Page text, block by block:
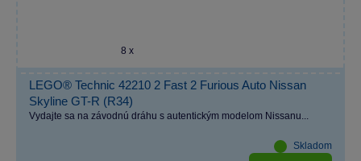
8 x
LEGO® Technic 42210 2 Fast 2 Furious Auto Nissan
Skyline GT-R (R34)
Vydajte sa na závodnú dráhu s autentickým modelom Nissanu...
Skladom